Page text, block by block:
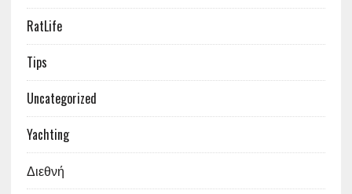
RatLife
Tips
Uncategorized
Yachting
Διεθνή